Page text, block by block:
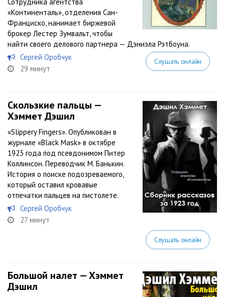
«Континенталь», отделения Сан-
Франциско, нанимает биржевой
брокер Лестер Зумвальт, чтобы
найти своего делового партнера — Дэниэла Рэтбоуна.
Сергей Оробчук
29 минут
Слушать онлайн
Скользкие пальцы —
Хэммет Дэшил
«Slippery Fingers». Опубликован в
журнале «Black Mask» в октябре
1923 года под псевдонимом Питер
Коллинсон. Переводчик М. Банькин.
История о поиске подозреваемого,
который оставил кровавые
отпечатки пальцев на пистолете.
Сергей Оробчук
27 минут
Слушать онлайн
Большой налет — Хэммет
Дэшил